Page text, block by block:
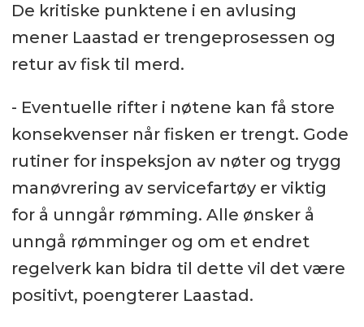
De kritiske punktene i en avlusing
mener Laastad er trengeprosessen og
retur av fisk til merd.
- Eventuelle rifter i nøtene kan få store
konsekvenser når fisken er trengt. Gode
rutiner for inspeksjon av nøter og trygg
manøvrering av servicefartøy er viktig
for å unngår rømming. Alle ønsker å
unngå rømminger og om et endret
regelverk kan bidra til dette vil det være
positivt, poengterer Laastad.